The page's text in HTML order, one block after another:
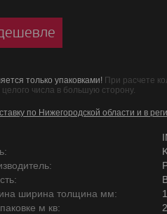
только упаковками! При расчете
целого числа в большую сторону.
по Нижегородской области и в
ширина толщина мм:
м кв: